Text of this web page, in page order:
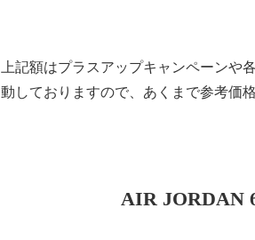
上記額はプラスアップキャンペーン
動しておりますので、あくまで参考価
AIR JORDAN